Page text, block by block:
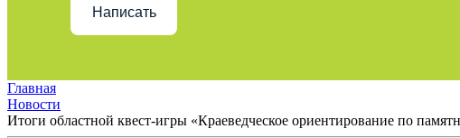
Написать
Главная
Новости
Итоги областной квест-игры «Краеведческое ориентирование по